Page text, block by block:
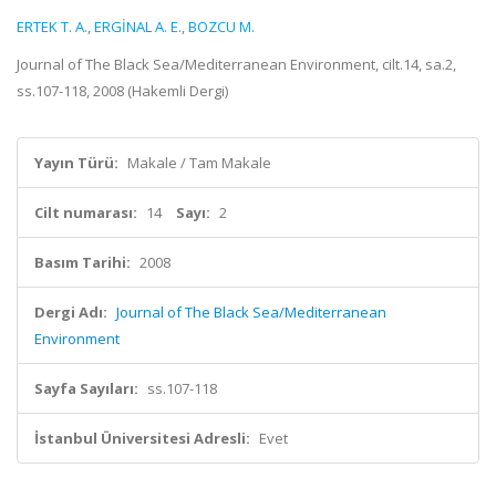
ERTEK T. A.,ERGİNAL A. E.,BOZCU M.
Journal of The Black Sea/Mediterranean Environment, cilt.14, sa.2,
ss.107-118, 2008 (Hakemli Dergi)
Yayın Türü: Makale / Tam Makale
Cilt numarası: 14 Sayı: 2
Basım Tarihi: 2008
Dergi Adı: Journal of The Black Sea/Mediterranean
Environment
Sayfa Sayıları: ss.107-118
İstanbul Üniversitesi Adresli: Evet